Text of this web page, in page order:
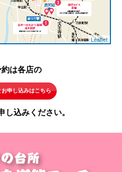
Leaflet
は各店の
申し込みはこちら
し込みください。